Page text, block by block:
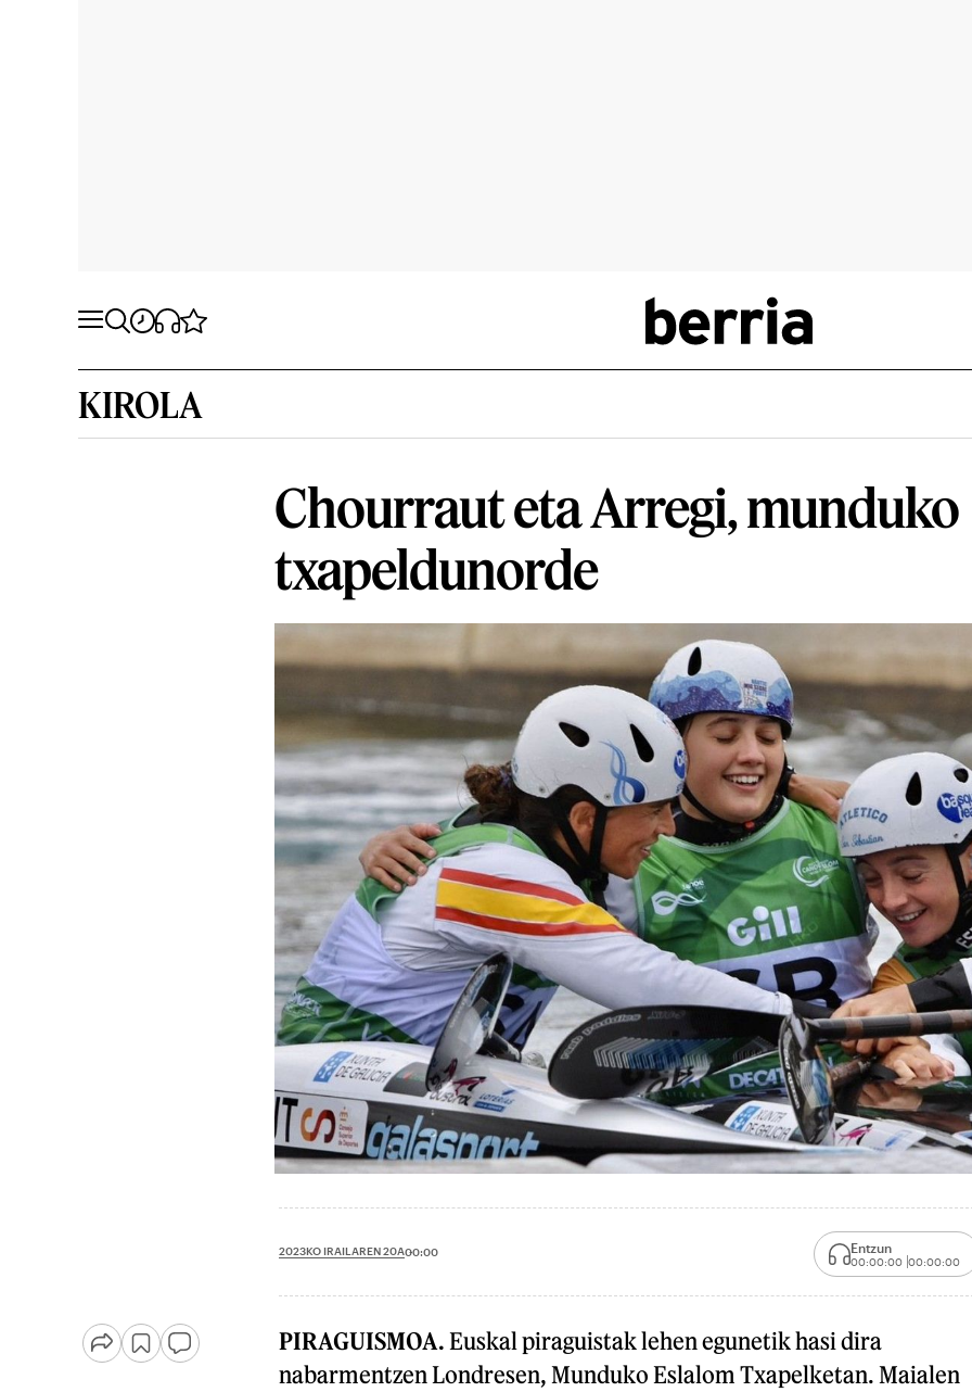
KIROLA
Chourraut eta Arregi, munduko
txapeldunorde
2023KO IRAILAREN 20A00:00 Entzun
00:00:00 00:00:00
PIRAGUISMOA. Euskal piraguistak lehen egunetik hasi dira
nabarmentzen Londresen, Munduko Eslalom Txapelketan. Maialen